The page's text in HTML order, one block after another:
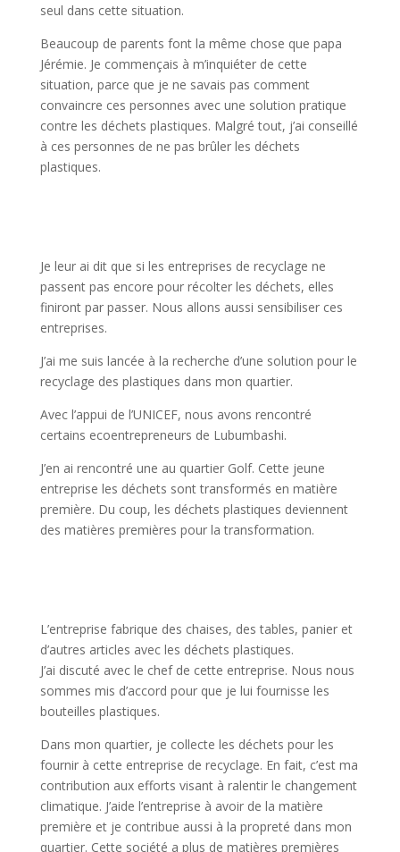
seul dans cette situation.
Beaucoup de parents font la même chose que papa
Jérémie. Je commençais à m’inquiéter de cette
situation, parce que je ne savais pas comment
convaincre ces personnes avec une solution pratique
contre les déchets plastiques. Malgré tout, j’ai conseillé
à ces personnes de ne pas brûler les déchets
plastiques.
Je leur ai dit que si les entreprises de recyclage ne
passent pas encore pour récolter les déchets, elles
finiront par passer. Nous allons aussi sensibiliser ces
entreprises.
J’ai me suis lancée à la recherche d’une solution pour le
recyclage des plastiques dans mon quartier.
Avec l’appui de l’UNICEF, nous avons rencontré
certains ecoentrepreneurs de Lubumbashi.
J’en ai rencontré une au quartier Golf. Cette jeune
entreprise les déchets sont transformés en matière
première. Du coup, les déchets plastiques deviennent
des matières premières pour la transformation.
L’entreprise fabrique des chaises, des tables, panier et
d’autres articles avec les déchets plastiques.
J’ai discuté avec le chef de cette entreprise. Nous nous
sommes mis d’accord pour que je lui fournisse les
bouteilles plastiques.
Dans mon quartier, je collecte les déchets pour les
fournir à cette entreprise de recyclage. En fait, c’est ma
contribution aux efforts visant à ralentir le changement
climatique. J’aide l’entreprise à avoir de la matière
première et je contribue aussi à la propreté dans mon
quartier. Cette société a plus de matières premières